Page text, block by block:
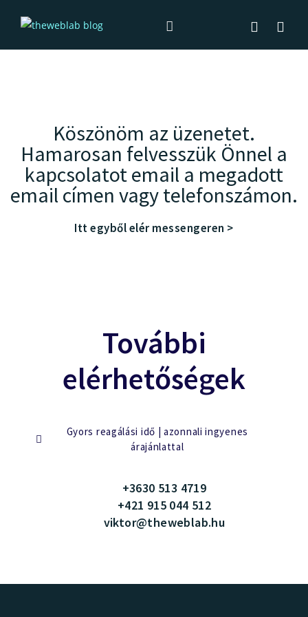
Köszönöm az üzenetet.
Hamarosan felvesszük Önnel a
kapcsolatot email a megadott
email címen vagy telefonszámon.
Itt egyből elér messengeren >
További
elérhetőségek
Gyors reagálási idő | azonnali ingyenes
árajánlattal
+3630 513 4719
+421 915 044 512
viktor@theweblab.hu